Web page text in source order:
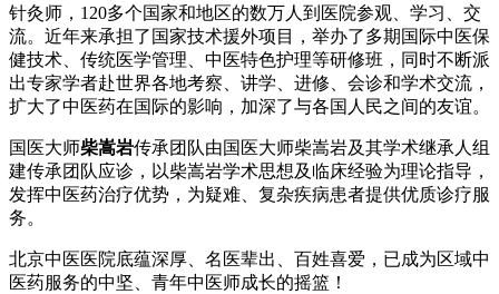
针灸师，120多个国家和地区的数万人到医院参观、学习、交
流。近年来承担了国家技术援外项目，举办了多期国际中医保
健技术、传统医学管理、中医特色护理等研修班，同时不断派
出专家学者赴世界各地考察、讲学、进修、会诊和学术交流，
扩大了中医药在国际的影响，加深了与各国人民之间的友谊。
国医大师柴嵩岩传承团队由国医大师柴嵩岩及其学术继承人组
建传承团队应诊，以柴嵩岩学术思想及临床经验为理论指导，
发挥中医药治疗优势，为疑难、复杂疾病患者提供优质诊疗服
务。
北京中医医院底蕴深厚、名医辈出、百姓喜爱，已成为区域中
医药服务的中坚、青年中医师成长的摇篮！